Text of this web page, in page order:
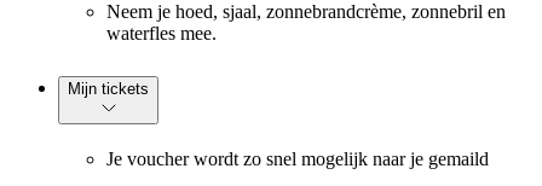
Neem je hoed, sjaal, zonnebrandcrème, zonnebril en
waterfles mee.
Mijn tickets
Je voucher wordt zo snel mogelijk naar je gemaild